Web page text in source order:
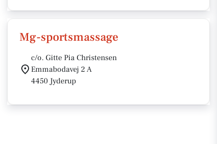
Mg-sportsmassage
c/o. Gitte Pia Christensen
Emmabodavej 2 A
4450 Jyderup